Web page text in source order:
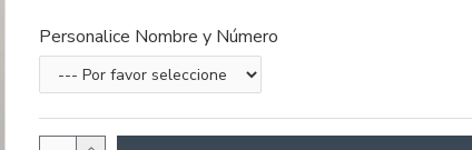
Personalice Nombre y Número